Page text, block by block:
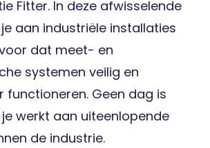
Fitter. In deze afwisselende
aan industriële installaties
dat meet- en
systemen veilig en
functioneren. Geen dag is
werkt aan uiteenlopende
de industrie.